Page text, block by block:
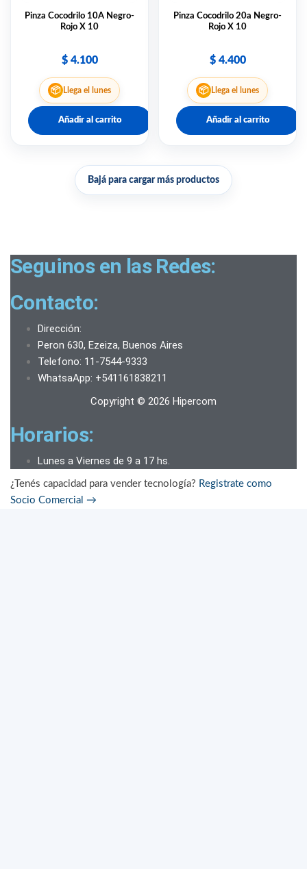
Pinza Cocodrilo 10A Negro-
Rojo X 10
$4.100
📦 Llega el lunes
Añadir al carrito
Pinza Cocodrilo 20a Negro-
Rojo X 10
$4.400
📦 Llega el lunes
Añadir al carrito
Bajá para cargar más productos
Seguinos en las Redes:
Contacto:
Dirección:
Peron 630, Ezeiza, Buenos Aires
Telefono: 11-7544-9333
WhatsaApp: +541161838211
Copyright © 2026 Hipercom
Horarios:
Lunes a Viernes de 9 a 17 hs.
¿Tenés capacidad para vender tecnología? Registrate como
Socio Comercial →